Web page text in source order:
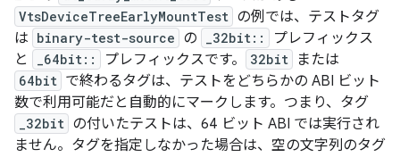
VtsDeviceTreeEarlyMountTest の例では、テストタグ
は binary-test-source の _32bit::
プレフィックス
と
_64bit:: プレフィックスです。 32bit または
64bit で終わるタグは、テストをどちらかの ABI ビット
数で利用可能だと自動的にマークします。つまり、タグ
_32bit の付いたテストは、64 ビット ABI では実行され
ません。タグを指定しなかった場合は、空の文字列のタグ